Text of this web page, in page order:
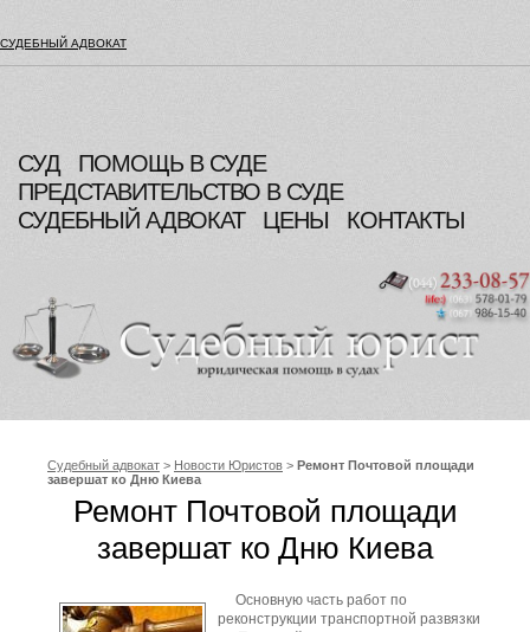
СУДЕБНЫЙ АДВОКАТ
СУД
ПОМОЩЬ В СУДЕ
ПРЕДСТАВИТЕЛЬСТВО В СУДЕ
СУДЕБНЫЙ АДВОКАТ
ЦЕНЫ КОНТАКТЫ
Судебный адвокат > Новости Юристов > Ремонт Почтовой площади
завершат ко Дню Киева
Ремонт Почтовой площади
завершат ко Дню Киева
Основную часть работ по
реконструкции транспортной развязки